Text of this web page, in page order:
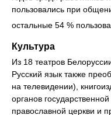
пользовались при
остальные 54 %
Культура
Из 18 театров
Русский язык также
на телевидении),
органов
православной церкви и